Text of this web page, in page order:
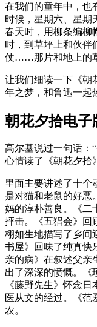
在我们的童年中，也
时候，星期六、星期
春天时，用柳条编柳
时，到草坪上和伙伴
仗……那片和地上的
让我们细读一下《朝
年之梦，和鲁迅一起
朝花夕拾电子
高尔基说过一句话：
心情读了《朝花夕拾
里面主要讲述了十个
是对猫和老鼠的好恶
妈的淳朴善良。《二
抨击。《五猖会》回
栩如生地描写了乡间
书屋》回味了纯真快
亲的病》在叙述父亲
出了深深的愤慨。《
《藤野先生》怀念
医从文的经过。《范
农。